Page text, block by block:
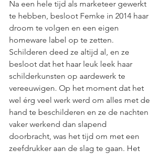
Na een hele tijd als marketeer gewerkt
te hebben, besloot Femke in 2014 haar
droom te volgen en een eigen
homeware label op te zetten.
Schilderen deed ze altijd al, en ze
besloot dat het haar leuk leek haar
schilderkunsten op aardewerk te
vereeuwigen. Op het moment dat het
wel érg veel werk werd om alles met de
hand te beschilderen en ze de nachten
vaker werkend dan slapend
doorbracht, was het tijd om met een
zeefdrukker aan de slag te gaan. Het